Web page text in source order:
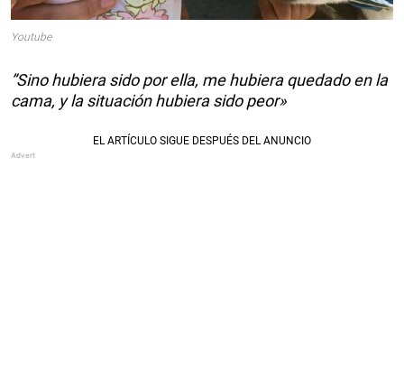
Youtube
”Sino hubiera sido por ella, me hubiera quedado en la
cama, y la situación hubiera sido peor»